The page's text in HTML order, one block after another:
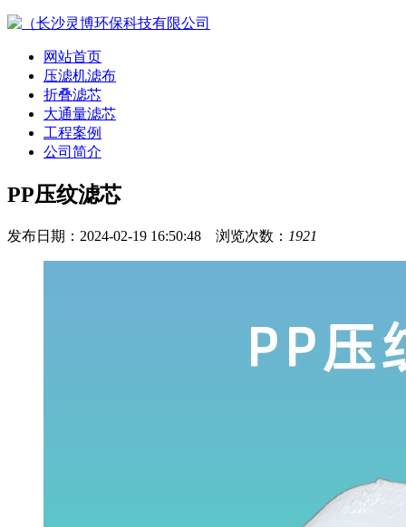
网站首页
压滤机滤布
折叠滤芯
大通量滤芯
工程案例
公司简介
PP压纹滤芯
发布日期：2024-02-19 16:50:48 浏览次数： 1921